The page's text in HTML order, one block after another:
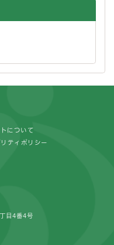
について
ティポリシー
目4番4号